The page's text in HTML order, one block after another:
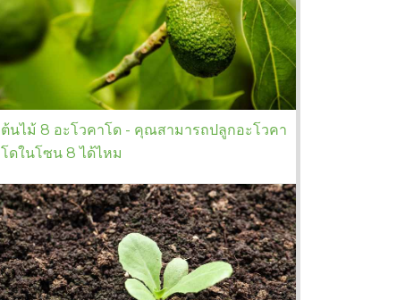
ต้นไม้ 8 อะโวคาโด - คุณสามารถปลูกอะโวคา
โดในโซน 8 ได้ไหม